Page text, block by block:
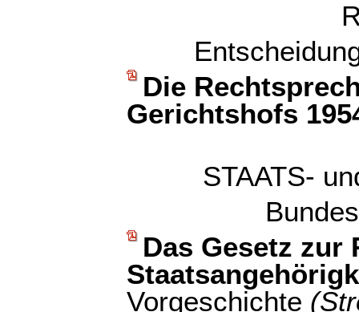
Die
Gerichtshofs
STAATS-
Das Gesetz zur
Vorgeschichte